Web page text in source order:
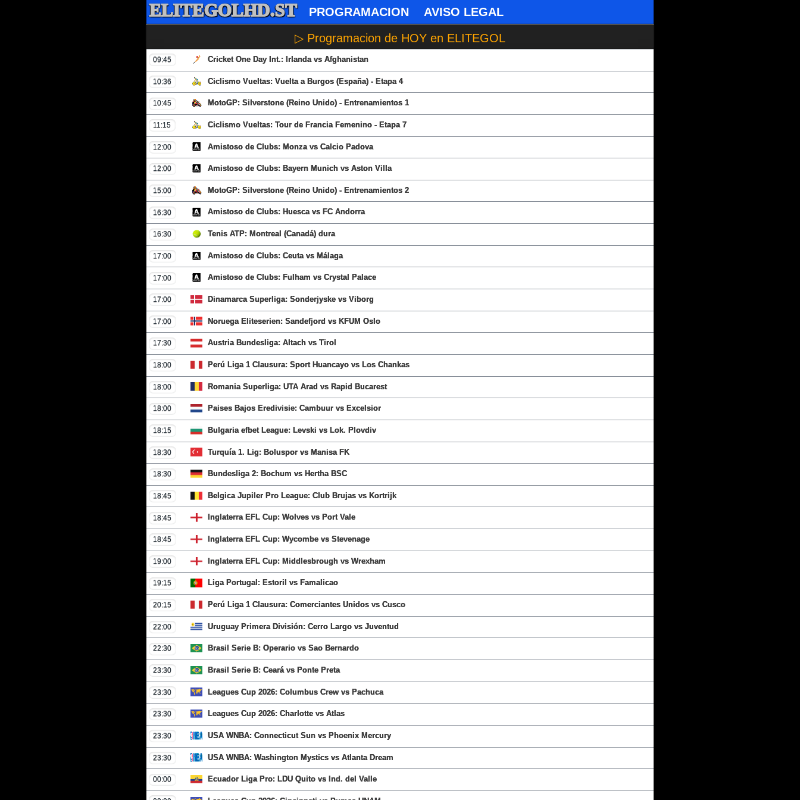
ELITEGOLHD.ST PROGRAMACION
AVISO LEGAL
▷ Programacion de HOY en ELITEGOL
Cricket One Day Int.: Irlanda vs Afghanistan
09:45
Ciclismo Vueltas: Vuelta a Burgos (España) - Etapa 4
10:36
MotoGP: Silverstone (Reino Unido) - Entrenamientos 1
10:45
Ciclismo Vueltas: Tour de Francia Femenino - Etapa 7
11:15
Amistoso de Clubs: Monza vs Calcio Padova
12:00
Amistoso de Clubs: Bayern Munich vs Aston Villa
12:00
MotoGP: Silverstone (Reino Unido) - Entrenamientos 2
15:00
Amistoso de Clubs: Huesca vs FC Andorra
16:30
Tenis ATP: Montreal (Canadá) dura
16:30
Amistoso de Clubs: Ceuta vs Málaga
17:00
Amistoso de Clubs: Fulham vs Crystal Palace
17:00
Dinamarca Superliga: Sonderjyske vs Viborg
17:00
Noruega Eliteserien: Sandefjord vs KFUM Oslo
17:00
Austria Bundesliga: Altach vs Tirol
17:30
Perú Liga 1 Clausura: Sport Huancayo vs Los Chankas
18:00
Romania Superliga: UTA Arad vs Rapid Bucarest
18:00
Paises Bajos Eredivisie: Cambuur vs Excelsior
18:00
Bulgaria efbet League: Levski vs Lok. Plovdiv
18:15
Turquía 1. Lig: Boluspor vs Manisa FK
18:30
Bundesliga 2: Bochum vs Hertha BSC
18:30
Belgica Jupiler Pro League: Club Brujas vs Kortrijk
18:45
Inglaterra EFL Cup: Wolves vs Port Vale
18:45
Inglaterra EFL Cup: Wycombe vs Stevenage
18:45
Inglaterra EFL Cup: Middlesbrough vs Wrexham
19:00
Liga Portugal: Estoril vs Famalicao
19:15
Perú Liga 1 Clausura: Comerciantes Unidos vs Cusco
20:15
Uruguay Primera División: Cerro Largo vs Juventud
22:00
Brasil Serie B: Operario vs Sao Bernardo
22:30
Brasil Serie B: Ceará vs Ponte Preta
23:30
Leagues Cup 2026: Columbus Crew vs Pachuca
23:30
Leagues Cup 2026: Charlotte vs Atlas
23:30
USA WNBA: Connecticut Sun vs Phoenix Mercury
23:30
USA WNBA: Washington Mystics vs Atlanta Dream
23:30
Ecuador Liga Pro: LDU Quito vs Ind. del Valle
00:00